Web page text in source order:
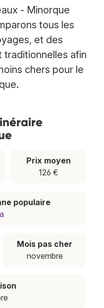
- Minorque
tous les
et des
afin
chers pour le
Prix moyen
126 €
populaire
Mois pas cher
novembre